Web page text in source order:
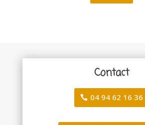
Contact
04 94 62 16 36